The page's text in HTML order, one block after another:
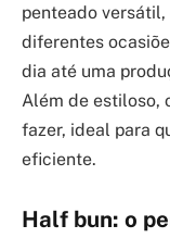
penteado
diferentes
dia até uma
Além de estiloso,
fazer, ideal para
eficiente.
Half bun: o